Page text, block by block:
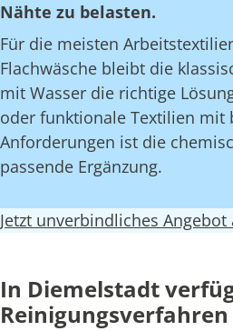
Nähte zu belasten.
Für die meisten
Flachwäsche bleibt die
mit Wasser die richtige
oder funktionale Textilien mit
Anforderungen ist die
passende Ergänzung.
Jetzt unverbindliches
In Diemelstadt
Reinigungsverfahren